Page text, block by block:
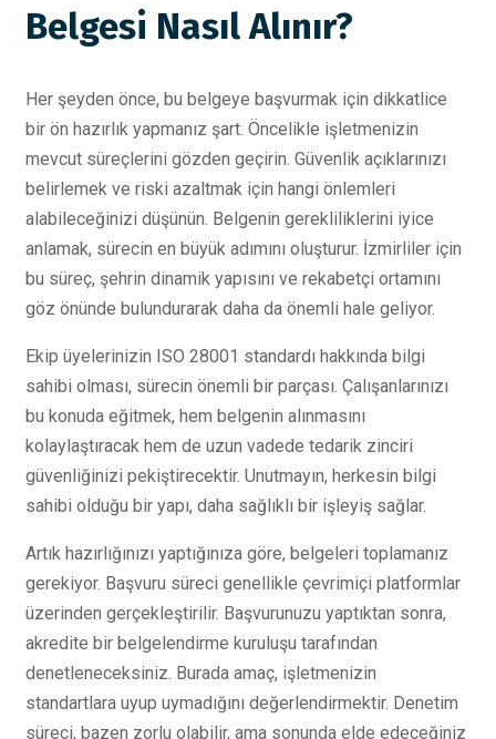
Belgesi Nasıl Alınır?
Her şeyden önce, bu belgeye başvurmak için dikkatlice
bir ön hazırlık yapmanız şart. Öncelikle işletmenizin
mevcut süreçlerini gözden geçirin. Güvenlik açıklarınızı
belirlemek ve riski azaltmak için hangi önlemleri
alabileceğinizi düşünün. Belgenin gerekliliklerini iyice
anlamak, sürecin en büyük adımını oluşturur. İzmirliler için
bu süreç, şehrin dinamik yapısını ve rekabetçi ortamını
göz önünde bulundurarak daha da önemli hale geliyor.
Ekip üyelerinizin ISO 28001 standardı hakkında bilgi
sahibi olması, sürecin önemli bir parçası. Çalışanlarınızı
bu konuda eğitmek, hem belgenin alınmasını
kolaylaştıracak hem de uzun vadede tedarik zinciri
güvenliğinizi pekiştirecektir. Unutmayın, herkesin bilgi
sahibi olduğu bir yapı, daha sağlıklı bir işleyiş sağlar.
Artık hazırlığınızı yaptığınıza göre, belgeleri toplamanız
gerekiyor. Başvuru süreci genellikle çevrimiçi platformlar
üzerinden gerçekleştirilir. Başvurunuzu yaptıktan sonra,
akredite bir belgelendirme kuruluşu tarafından
denetleneceksiniz. Burada amaç, işletmenizin
standartlara uyup uymadığını değerlendirmektir. Denetim
süreci, bazen zorlu olabilir, ama sonunda elde edeceğiniz